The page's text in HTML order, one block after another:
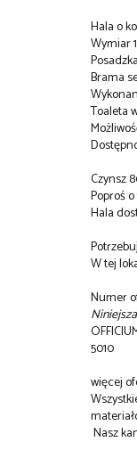
Hala o
Wymiar
Brama
Toaleta
Czynsz
Poproś
Hala
W tej
Numer
5010
więcej
Nasz